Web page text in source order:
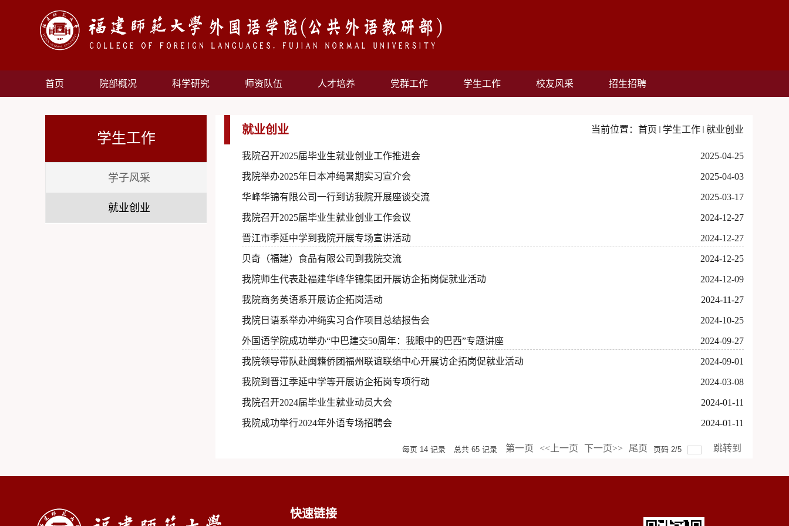
首页 院部概况 科学研究 师资队伍 人才培养 党群工作 学生工作 校友风采 招生招聘
学生工作
学子风采
就业创业
就业创业 当前位置： 首页 学生工作 就业创业
我院召开2025届毕业生就业创业工作推进会 2025-04-25
我院举办2025年日本冲绳暑期实习宣介会 2025-04-03
华峰华锦有限公司一行到访我院开展座谈交流 2025-03-17
我院召开2025届毕业生就业创业工作会议 2024-12-27
晋江市季延中学到我院开展专场宣讲活动 2024-12-27
贝奇（福建）食品有限公司到我院交流 2024-12-25
我院师生代表赴福建华峰华锦集团开展访企拓岗促就业活动 2024-12-09
我院商务英语系开展访企拓岗活动 2024-11-27
我院日语系举办冲绳实习合作项目总结报告会 2024-10-25
外国语学院成功举办“中巴建交50周年：我眼中的巴西”专题讲座 2024-09-27
我院领导带队赴闽籍侨团福州联谊联络中心开展访企拓岗促就业活动 2024-09-01
我院到晋江季延中学等开展访企拓岗专项行动 2024-03-08
我院召开2024届毕业生就业动员大会 2024-01-11
我院成功举行2024年外语专场招聘会 2024-01-11
每页 14 记录 总共 65 记录 第一页 <<上一页 下一页>> 尾页 页码 2/5 跳转到
快速链接